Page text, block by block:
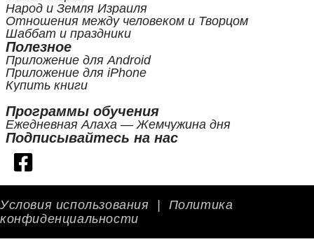
Народ и Земля Израиля
Отношения между человеком и Творцом
Шаббат и праздники
Полезное
Приложение для Android
Приложение для iPhone
Купить книги
Программы обучения
Ежедневная Алаха — Жемчужина дня
Подписывайтесь на нас
Условия использования | Политика
конфиденциальности